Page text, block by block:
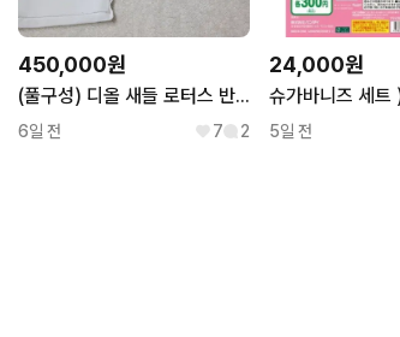
450,000원
(풀구성) 디올 새들 로터스 반지갑
6일 전 7 2
24,000원
5일 전